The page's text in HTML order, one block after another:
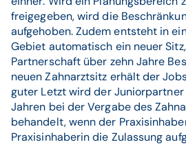
freigegeben, wird die
aufgehoben. Zudem entsteht in
Gebiet automatisch ein neuer
Partnerschaft über zehn Jahre
neuen Zahnarztsitz erhält der
guter Letzt wird der
Jahren bei der Vergabe des
behandelt, wenn der
Praxisinhaberin die Zulassung